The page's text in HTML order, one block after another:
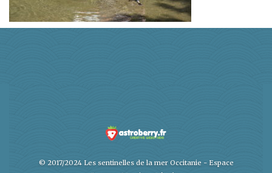
© 2017/2024 Les sentinelles de la mer Occitanie - Espace